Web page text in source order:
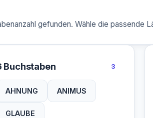
gefunden. Wähle die passende
Buchstaben 3
AHNUNG ANIMUS
GLAUBE